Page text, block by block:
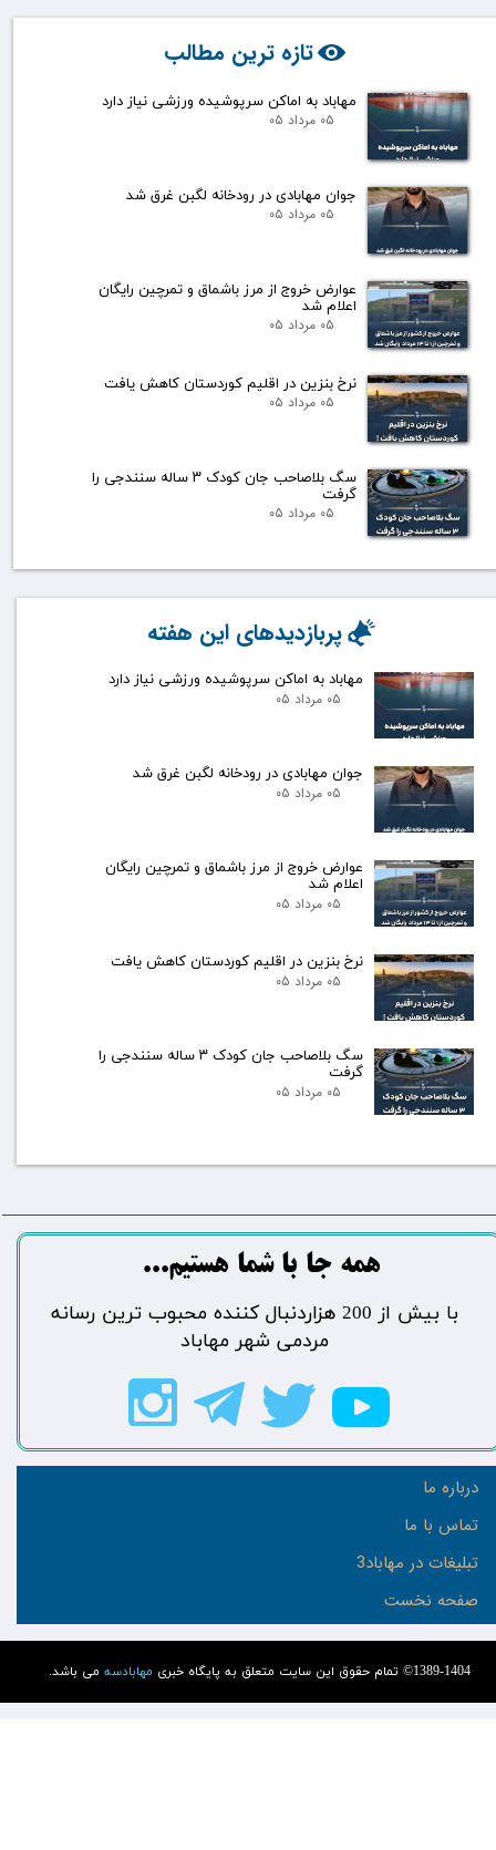
تازه ترین مطالب
مهاباد به اماکن سرپوشیده ورزشی نیاز دارد
۰۵ مرداد ۰۵
جوان مهابادی در رودخانه لگبن غرق شد
۰۵ مرداد ۰۵
عوارض خروج از مرز باشماق و تمرچین رایگان
اعلام شد
۰۵ مرداد ۰۵
نرخ بنزین در اقلیم کوردستان کاهش یافت
۰۵ مرداد ۰۵
سگ بلاصاحب جان کودک ۳ ساله سنندجی را
گرفت
۰۵ مرداد ۰۵
مهاباد به اماکن سرپوشیده ورزشی نیاز دارد
۰۵ مرداد ۰۵
جوان مهابادی در رودخانه لگبن غرق شد
۰۵ مرداد ۰۵
عوارض خروج از مرز باشماق و تمرچین رایگان
اعلام شد
۰۵ مرداد ۰۵
نرخ بنزین در اقلیم کوردستان کاهش یافت
۰۵ مرداد ۰۵
سگ بلاصاحب جان کودک ۳ ساله سنندجی را
گرفت
۰۵ مرداد ۰۵
پربازدیدهای این هفته
1389-1404© تمام حقوق این سایت متعلق به پایگاه خبری مهابادسه می باشد.
درباره ما
تماس با ما
تبلیغات در مهاباد3
صفحه نخست
​​​همه جا با شما هستیم...​​​​​​​​​​​​​​
​با بیش از 200 هزاردنبال کننده محبوب ترین رسانه
مردمی شهر مهاباد​​​​​​​​​​​​​​